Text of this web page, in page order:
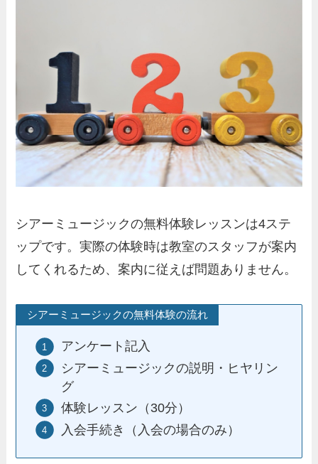
シアーミュージックの無料体験レッスンは4ステ
ップです。実際の体験時は教室のスタッフが案内
してくれるため、案内に従えば問題ありません。
シアーミュージックの無料体験の流れ
アンケート記入
シアーミュージックの説明・ヒヤリン
グ
体験レッスン（30分）
入会手続き（入会の場合のみ）